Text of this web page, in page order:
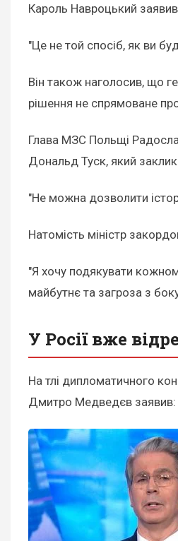
Кароль Навроцький
"Це не той спосіб, як ви
Він також наголосив, що
рішення не спрямоване
Глава МЗС Польщі
Дональд Туск, який
"Не можна дозволити
Натомість міністр
"Я хочу подякувати
майбутнє та загроза з
У Росії вже
На тлі дипломатичного
Дмитро Медведєв заявив: